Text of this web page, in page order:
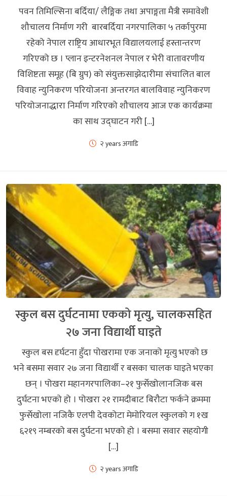
पवन तिमिल्सिना बर्दिया/ लैङ्गिक तथा अपाङ्गता मैत्री समावेशी
शौचालय निर्माण गरी बारबर्दिया नगरपालिका ५ तर्कापुरमा
रहेको नेपाल राष्ट्रिय आधारभूत विद्यालयलाई हस्तान्तरण
गरिएको छ । प्लान इन्टरनेशनल नेपाल र भेरी वातावरणीय
विशिष्टता समूह (बि ग्रुप) को संयुक्तसाझेदारीमा संचालित बाल
विवाह न्युनिकरण परियोजना अन्तरगत बालविवाह न्युनिकरण
परियोजनाद्धारा निर्माण गरिएको शौचालय आज एक कार्यक्रमा
का साथ उद्घाटन गरी […]
२ years अगाडि
स्कुल बस दुर्घटनामा एकको मृत्यु, चालकसहित
२७ जना विद्यार्थी घाइते
स्कुल बस दृर्घटना हुँदा पोखरामा एक जनाको मृत्यु भएको छ
भने बसमा सवार २७ जना विद्यार्थी र बसका चालक घाइते भएका
छन् । पोखरा महानगरपालिका–२१ फुर्सेखोलानजिक बस
दुर्घटना भएको हो । पोखरा २१ रामदीबाट बिरौटा फर्कने क्रममा
फुर्सेखोला नजिकै एलपी देवकोटा मेमोरियल स्कुलको ग १ख
६२१९ नम्बरको बस दुर्घटना भएको हो । बसमा सवार सहयोगी
[…]
२ years अगाडि